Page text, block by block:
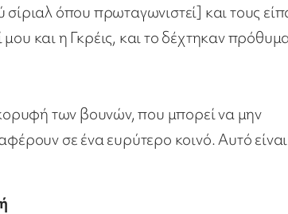
όπου πρωταγωνιστεί] και τους
και η Γκρέις, και το δέχτηκαν
κορυφή των βουνών, που μπορεί να μην
σε ένα ευρύτερο κοινό. Αυτό